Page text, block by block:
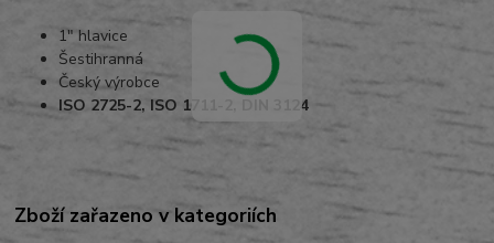
1" hlavice
Šestihranná
Český výrobce
ISO 2725-2, ISO 1711-2, DIN 3124
Zboží zařazeno v kategoriích